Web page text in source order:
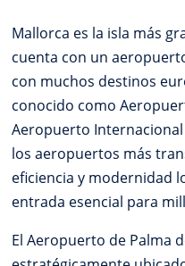
Mallorca es la isla más
cuenta con un
con muchos destinos
conocido como
Aeropuerto Internacional
los aeropuertos más
eficiencia y modernidad
entrada esencial para
El Aeropuerto de Palma